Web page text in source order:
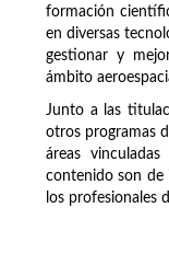
formación
en diversas
gestionar y
ámbito
Junto a las
otros programas
áreas
contenido son de
los profesionales